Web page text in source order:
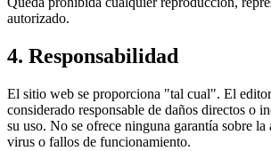
autorizado.
4. Responsabilidad
El sitio web se proporciona "tal cual". El
considerado responsable de daños directos o
su uso. No se ofrece ninguna garantía sobre la
virus o fallos de funcionamiento.